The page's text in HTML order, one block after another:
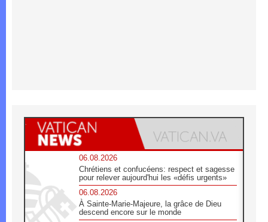
06.08.2026
Chrétiens et confucéens: respect et sagesse
pour relever aujourd'hui les «défis urgents»
06.08.2026
À Sainte-Marie-Majeure, la grâce de Dieu
descend encore sur le monde